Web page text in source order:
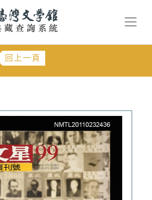
回上一頁